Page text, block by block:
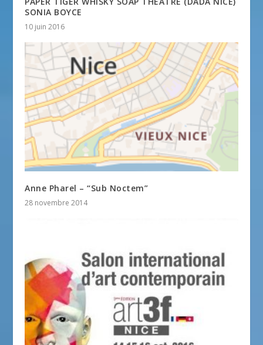
SONIA BOYCE
10 juin 2016
Anne Pharel – “Sub Noctem”
28 novembre 2014